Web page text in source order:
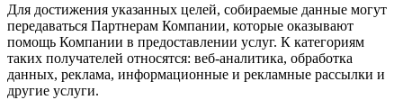
Для достижения указанных целей, собираемые данные могут
передаваться Партнерам Компании, которые оказывают
помощь Компании в предоставлении услуг. К категориям
таких получателей относятся: веб-аналитика, обработка
данных, реклама, информационные и рекламные рассылки и
другие услуги.